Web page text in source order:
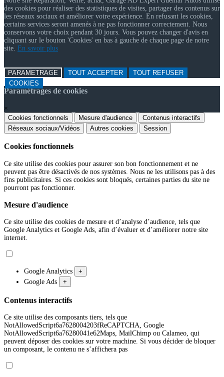
des cookies pour réaliser des statistiques de visites, partager des contenus sur
les réseaux sociaux et améliorer votre expérience. En refusant les cookies,
certains services seront amenés à ne pas fonctionner correctement. Nous
conservons votre choix pendant 30 jours. Vous pouvez changer d'avis en
cliquant sur le bouton 'Cookies' en bas à gauche de chaque page de notre
site. En savoir plus
PARAMETRAGE TOUT ACCEPTER
TOUT REFUSER
COOKIES
Paramétrages de cookies
×
Cookies fonctionnels
Mesure d'audience
Contenus interactifs
Réseaux sociaux/Vidéos
Autres cookies Session
Cookies fonctionnels
Ce site utilise des cookies pour assurer son bon fonctionnement et ne
peuvent pas être désactivés de nos systèmes. Nous ne les utilisons pas à des
fins publicitaires. Si ces cookies sont bloqués, certaines parties du site ne
pourront pas fonctionner.
Mesure d'audience
Ce site utilise des cookies de mesure et d’analyse d’audience, tels que
Google Analytics et Google Ads, afin d’évaluer et d’améliorer notre site
internet.
Google Analytics
+
Google Ads
+
Contenus interactifs
Ce site utilise des composants tiers, tels que
NotAllowedScript6a7628004203fReCAPTCHA, Google
NotAllowedScript6a76280041e62Maps, MailChimp ou Calameo, qui
peuvent déposer des cookies sur votre machine. Si vous décider de bloquer
un composant, le contenu ne s’affichera pas